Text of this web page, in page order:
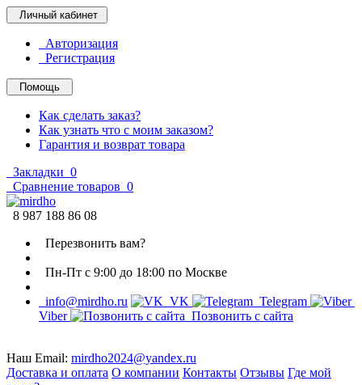
Личный кабинет
Авторизация
Регистрация
Помощь
Как сделать заказ?
Как узнать что с моим заказом?
Гарантия и возврат товара
Закладки 0
Сравнение товаров 0
8 987 188 86 08
Перезвонить вам?
Пн-Пт с 9:00 до 18:00 по Москве
info@mirdho.ru VK
Telegram
Viber
Позвонить с сайта
Наш Email: mirdho2024@yandex.ru
Доставка и оплата О компании Контакты Отзывы Где мой